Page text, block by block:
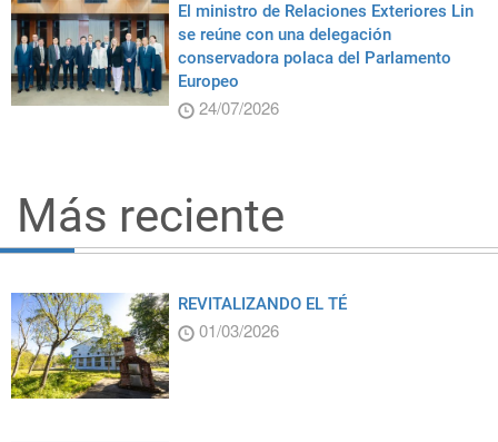
El ministro de Relaciones Exteriores Lin
se reúne con una delegación
conservadora polaca del Parlamento
Europeo
24/07/2026
Más reciente
REVITALIZANDO EL TÉ
01/03/2026